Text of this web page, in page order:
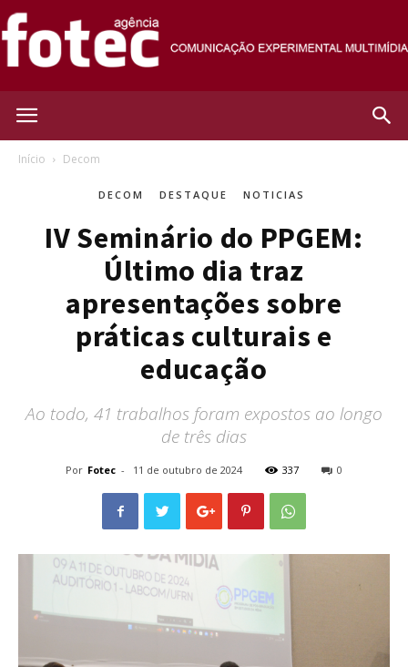
Início Decom
DECOM DESTAQUE NOTICIAS
IV Seminário do PPGEM:
Último dia traz
apresentações sobre
práticas culturais e
educação
Ao todo, 41 trabalhos foram expostos ao longo
de três dias
Por Fotec - 11 de outubro de 2024 337 0